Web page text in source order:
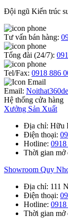
Đội ngũ Kiến trúc
Tư vấn bán hàng:
Tổng đài (24/7):
Tel/Fax: 0918 886
Email:
Hệ thống cửa hàng
Xưởng Sản Xuất
Địa chỉ: Hữu
Điện thoại:
Hotline: 0918
Thời gian mở
Showroom Quy
Địa chỉ: 111
Điện thoại:
Hotline: 0918
Thời gian mở